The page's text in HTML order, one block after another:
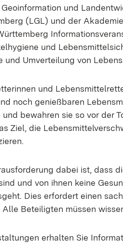
und
(LGL) und der
und
und Umverteilung von
und
noch genießbaren
bewahren sie so vor der
Ziel, die
dabei ist, dass
und von ihnen keine
Dies erfordert einen
Beteiligten müssen
erhalten Sie